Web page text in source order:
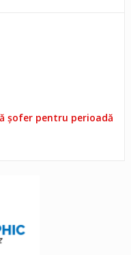
șofer pentru perioadă